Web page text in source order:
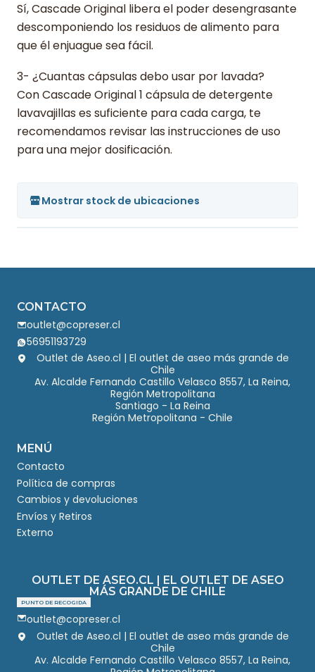
Sí, Cascade Original libera el poder desengrasante
descomponiendo los residuos de alimento para
que él enjuague sea fácil.
3- ¿Cuantas cápsulas debo usar por lavada?
Con Cascade Original 1 cápsula de detergente
lavavajillas es suficiente para cada carga, te
recomendamos revisar las instrucciones de uso
para una mejor dosificación.
Mostrar stock de ubicaciones
CONTACTO
outlet@copreser.cl
56951193729
Outlet de Aseo.cl | El outlet de aseo más grande de
Chile
Av. Alcalde Fernando Castillo Velasco 8557, La Reina,
Región Metropolitana
Santiago - La Reina
Región Metropolitana - Chile
MENÚ
Contacto
Política de compras
Cambios y devoluciones
Envíos y Retiros
Externo
OUTLET DE ASEO.CL | EL OUTLET DE ASEO
MÁS GRANDE DE CHILE
PUNTO DE RECOGIDA
outlet@copreser.cl
Outlet de Aseo.cl | El outlet de aseo más grande de
Chile
Av. Alcalde Fernando Castillo Velasco 8557, La Reina,